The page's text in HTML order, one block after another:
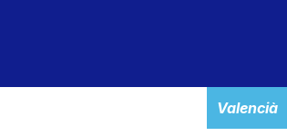
Valencià